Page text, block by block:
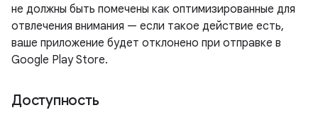
не должны быть помечены как оптимизированные для
отвлечения внимания — если такое действие есть,
ваше приложение будет отклонено при отправке в
Google Play Store.
Доступность